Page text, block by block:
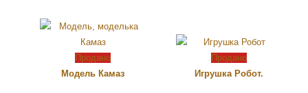
Продано
Модель Камаз
Продано
Игрушка Робот.